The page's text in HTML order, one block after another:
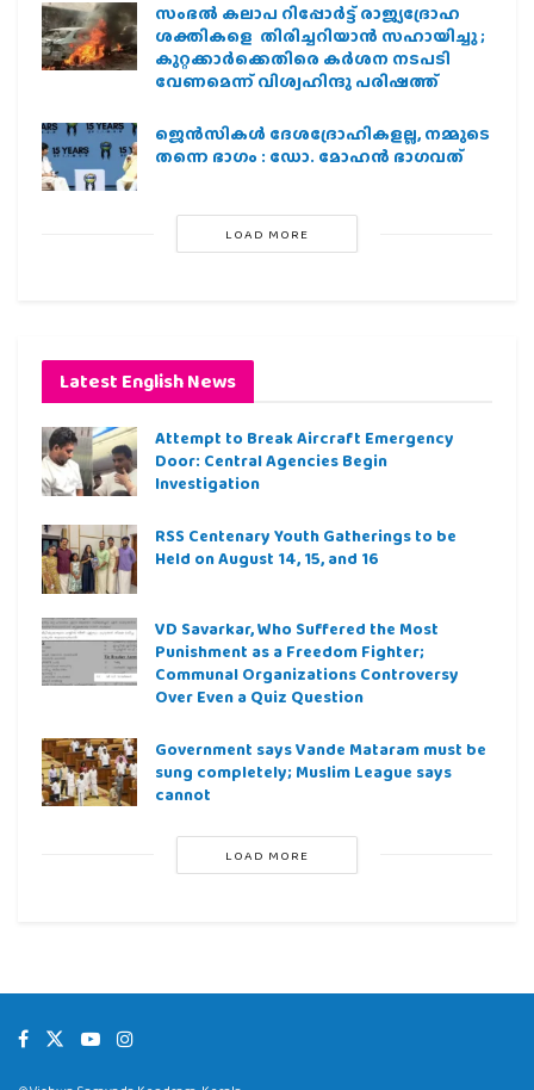
സംഭൽ കലാപ റിപ്പോർട്ട് രാജ്യദ്രോഹ
ശക്തികളെ തിരിച്ചറിയാൻ സഹായിച്ചു ;
കുറ്റക്കാർക്കെതിരെ കർശന നടപടി
വേണമെന്ന് വിശ്വഹിന്ദു പരിഷത്ത്
ജെന്‍സികള്‍ ദേശദ്രോഹികളല്ല, നമ്മുടെ
തന്നെ ഭാഗം : ഡോ. മോഹന്‍ ഭാഗവത്
LOAD MORE
Latest English News
Attempt to Break Aircraft Emergency
Door: Central Agencies Begin
Investigation
RSS Centenary Youth Gatherings to be
Held on August 14, 15, and 16
VD Savarkar, Who Suffered the Most
Punishment as a Freedom Fighter;
Communal Organizations Controversy
Over Even a Quiz Question
Government says Vande Mataram must be
sung completely; Muslim League says
cannot
LOAD MORE